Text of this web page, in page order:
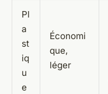
Pl
a
st
iq
u
e
Économi
que,
léger